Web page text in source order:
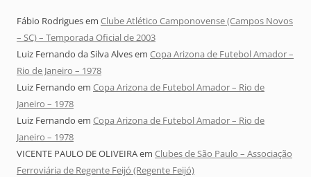
Fábio Rodriguesem Clube Atlético Camponovense (Campos Novos
– SC) – Temporada Oficial de 2003
Luiz Fernando da Silva Alvesem Copa Arizona de Futebol Amador –
Rio de Janeiro – 1978
Luiz Fernando em Copa Arizona de Futebol Amador – Rio de
Janeiro – 1978
Luiz Fernando em Copa Arizona de Futebol Amador – Rio de
Janeiro – 1978
VICENTE PAULO DE OLIVEIRAem Clubes de São Paulo – Associação
Ferroviária de Regente Feijó (Regente Feijó)